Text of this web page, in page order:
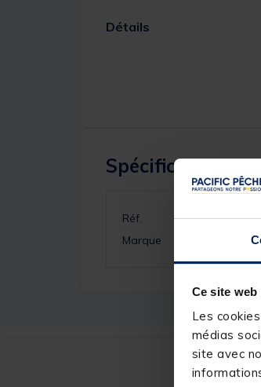
Ce site
Les
médias
site avec
Détails
Spécifications
Réf.
Marque